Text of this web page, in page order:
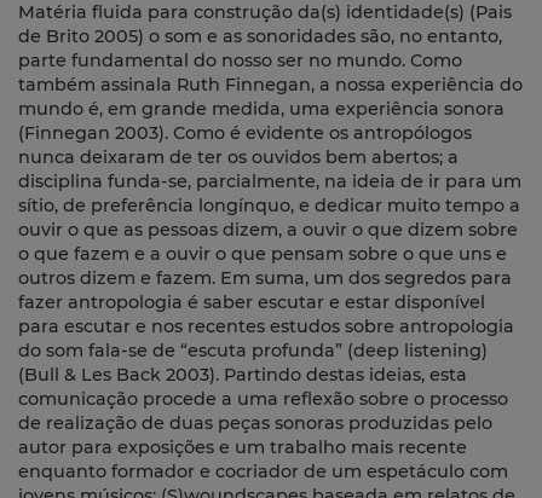
Matéria fluida para construção da(s) identidade(s) (Pais
de Brito 2005) o som e as sonoridades são, no entanto,
parte fundamental do nosso ser no mundo. Como
também assinala Ruth Finnegan, a nossa experiência do
mundo é, em grande medida, uma experiência sonora
(Finnegan 2003). Como é evidente os antropólogos
nunca deixaram de ter os ouvidos bem abertos; a
disciplina funda-se, parcialmente, na ideia de ir para um
sítio, de preferência longínquo, e dedicar muito tempo a
ouvir o que as pessoas dizem, a ouvir o que dizem sobre
o que fazem e a ouvir o que pensam sobre o que uns e
outros dizem e fazem. Em suma, um dos segredos para
fazer antropologia é saber escutar e estar disponível
para escutar e nos recentes estudos sobre antropologia
do som fala-se de “escuta profunda” (deep listening)
(Bull & Les Back 2003). Partindo destas ideias, esta
comunicação procede a uma reflexão sobre o processo
de realização de duas peças sonoras produzidas pelo
autor para exposições e um trabalho mais recente
enquanto formador e cocriador de um espetáculo com